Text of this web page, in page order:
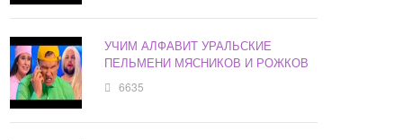
УЧИМ АЛФАВИТ УРАЛЬСКИЕ
ПЕЛЬМЕНИ МЯСНИКОВ И РОЖКОВ
6635